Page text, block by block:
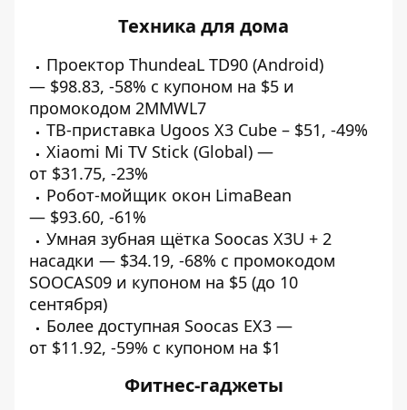
Техника для дома
Проектор ThundeaL TD90 (Android)
— $98.83, -58% с купоном на $5 и
промокодом 2MMWL7
ТВ-приставка Ugoos X3 Cube – $51, -49%
Xiaomi Mi TV Stick (Global) —
от $31.75, -23%
Робот-мойщик окон LimaBean
— $93.60, -61%
Умная зубная щётка Soocas X3U + 2
насадки — $34.19, -68% с промокодом
SOOCAS09 и купоном на $5 (до 10
сентября)
Более доступная Soocas EX3 —
от $11.92, -59% с купоном на $1
Фитнес-гаджеты